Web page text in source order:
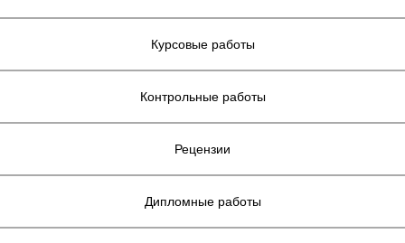
Курсовые работы
Контрольные работы
Рецензии
Дипломные работы